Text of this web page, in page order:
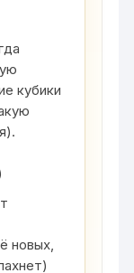
кубики
новых,